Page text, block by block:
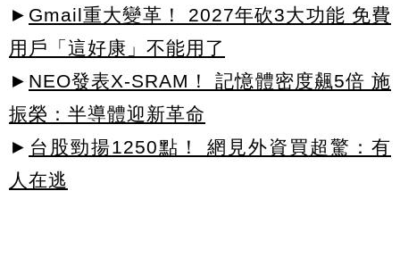
► Gmail重大變革！ 2027年砍3大功能 免費
用戶「這好康」不能用了
► NEO發表X-SRAM！ 記憶體密度飆5倍 施
振榮：半導體迎新革命
► 台股勁揚1250點！ 網見外資買超驚：有
人在逃